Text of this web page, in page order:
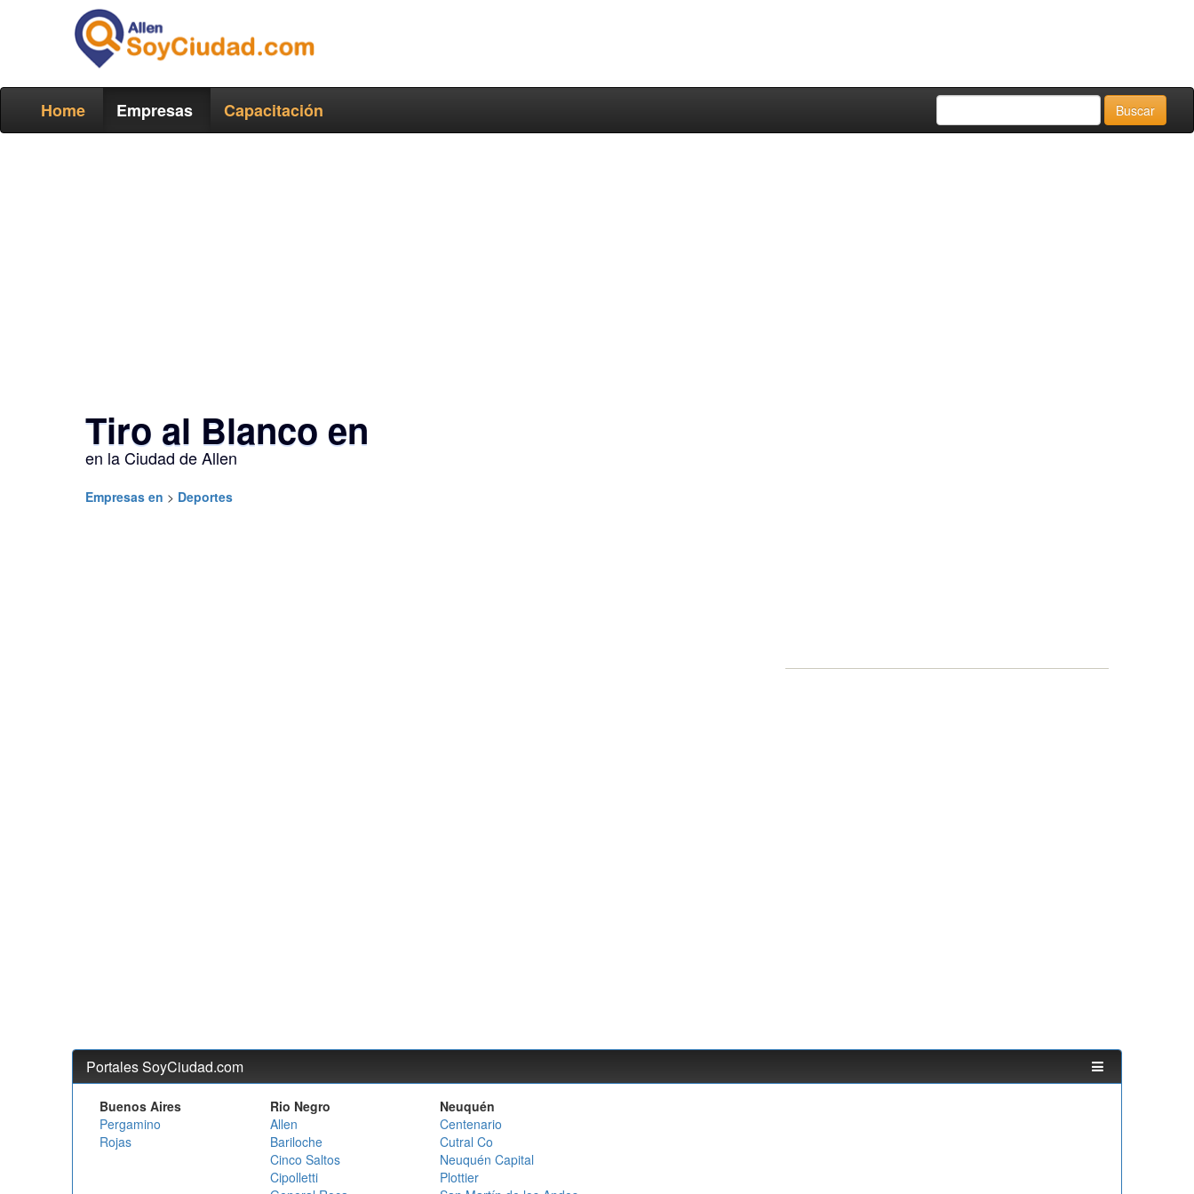
Home Empresas Capacitación
Tiro al Blanco en
en la Ciudad de Allen
Empresas en > Deportes
Portales SoyCiudad.com
Buenos Aires
Pergamino
Rojas
Rio Negro
Allen
Bariloche
Cinco Saltos
Cipolletti
Neuquén
Centenario
Cutral Co
Neuquén Capital
Plottier